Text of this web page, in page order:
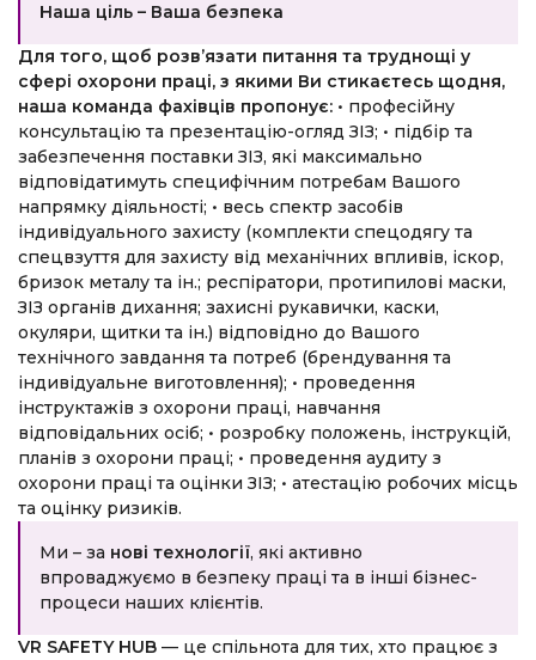
Наша ціль – Ваша безпека
Для того, щоб розв’язати питання та труднощі у
сфері охорони праці, з якими Ви стикаєтесь щодня,
наша команда фахівців пропонує: • професійну
консультацію та презентацію-огляд ЗІЗ; • підбір та
забезпечення поставки ЗІЗ, які максимально
відповідатимуть специфічним потребам Вашого
напрямку діяльності; • весь спектр засобів
індивідуального захисту (комплекти спецодягу та
спецвзуття для захисту від механічних впливів, іскор,
бризок металу та ін.; респіратори, протипилові маски,
ЗІЗ органів дихання; захисні рукавички, каски,
окуляри, щитки та ін.) відповідно до Вашого
технічного завдання та потреб (брендування та
індивідуальне виготовлення); • проведення
інструктажів з охорони праці, навчання
відповідальних осіб; • розробку положень, інструкцій,
планів з охорони праці; • проведення аудиту з
охорони праці та оцінки ЗІЗ; • атестацію робочих місць
та оцінку ризиків.
Ми – за нові технології, які активно
впроваджуємо в безпеку праці та в інші бізнес-
процеси наших клієнтів.
VR SAFETY HUB — це спільнота для тих, хто працює з